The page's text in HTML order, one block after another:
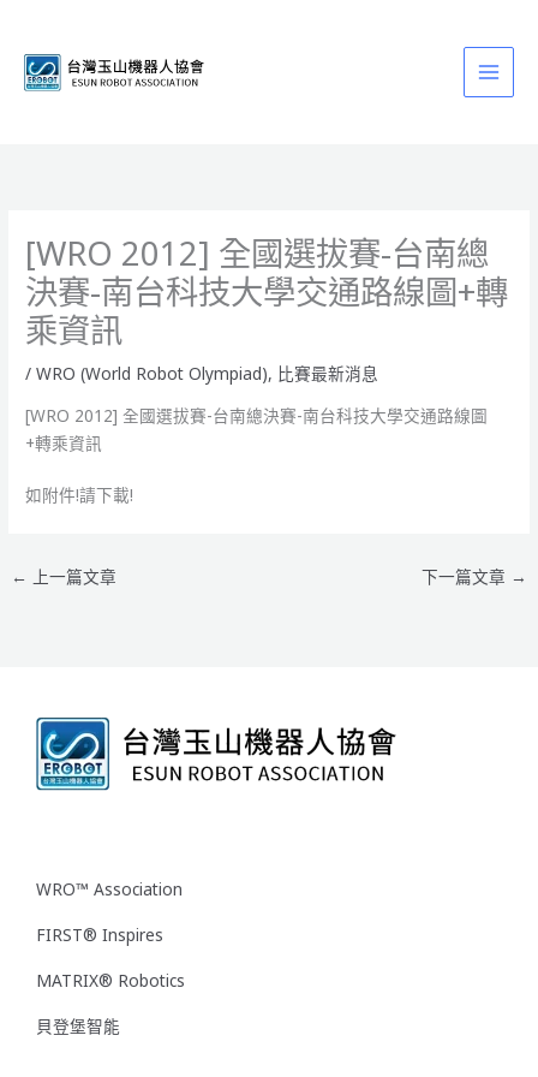
[WRO 2012] 全國選拔賽-台南總
決賽-南台科技大學交通路線圖+轉
乘資訊
/WRO (World Robot Olympiad), 比賽最新消息
[WRO 2012] 全國選拔賽-台南總決賽-南台科技大學交通路線圖
+轉乘資訊
如附件!請下載!
← 上一篇文章 下一篇文章 →
WRO™ Association
FIRST® Inspires
MATRIX® Robotics
貝登堡智能